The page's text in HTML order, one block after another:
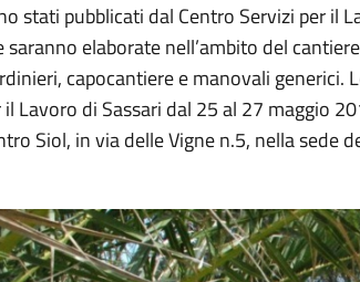
stati pubblicati dal Centro Servizi per il
saranno elaborate nell’ambito del
capocantiere e manovali generici.
il Lavoro di Sassari dal 25 al 27 maggio
Siol, in via delle Vigne n.5, nella sede